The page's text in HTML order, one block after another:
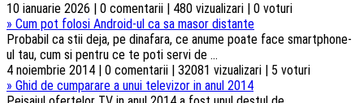
10 ianuarie 2026 | 0 comentarii | 480 vizualizari | 0 voturi
» Cum pot folosi Android-ul ca sa masor distante
Probabil ca stii deja, pe dinafara, ce anume poate face smartphone-
ul tau, cum si pentru ce te poti servi de ...
4 noiembrie 2014 | 0 comentarii | 32081 vizualizari | 5 voturi
» Ghid de cumparare a unui televizor in anul 2014